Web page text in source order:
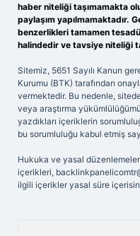
haber niteliği taşımamakta
paylaşım yapılmamaktadır.
benzerlikleri tamamen
halindedir ve tavsiye niteliği
Sitemiz, 5651 Sayılı Kanun
Kurumu (BTK) tarafından
vermektedir. Bu nedenle,
veya araştırma
yazdıkları içeriklerin
bu sorumluluğu kabul etmiş
Hukuka ve yasal
içerikleri,
ilgili içerikler yasal süre